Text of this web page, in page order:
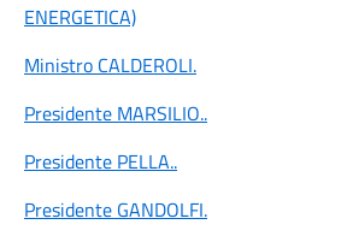
ENERGETICA)
Ministro CALDEROLI.
Presidente MARSILIO..
Presidente PELLA..
Presidente GANDOLFI.